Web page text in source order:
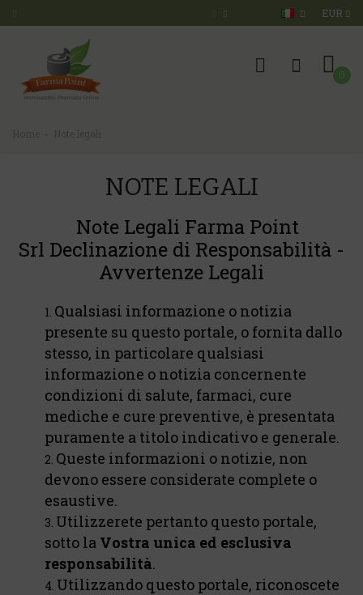
EUR
0
NOTE LEGALI
Note Legali Farma Point
Srl Declinazione di Responsabilità -
Avvertenze Legali
Qualsiasi informazione o notizia
presente su questo portale, o fornita dallo
stesso, in particolare qualsiasi
informazione o notizia concernente
condizioni di salute, farmaci, cure
mediche e cure preventive, è presentata
puramente a titolo indicativo e generale.
Queste informazioni o notizie, non
devono essere considerate complete o
esaustive.
Utilizzerete pertanto questo portale,
sotto la Vostra unica ed esclusiva
responsabilità.
Utilizzando questo portale, riconoscete